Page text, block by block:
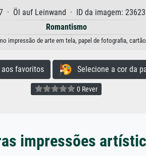
· Öl auf Leinwand · ID da imagem: 23623
Romantismo
impressão de arte em tela, papel de fotografia,
favoritos Selecione a cor da
0 Rever
impressões